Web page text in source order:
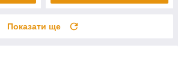
Показати ще